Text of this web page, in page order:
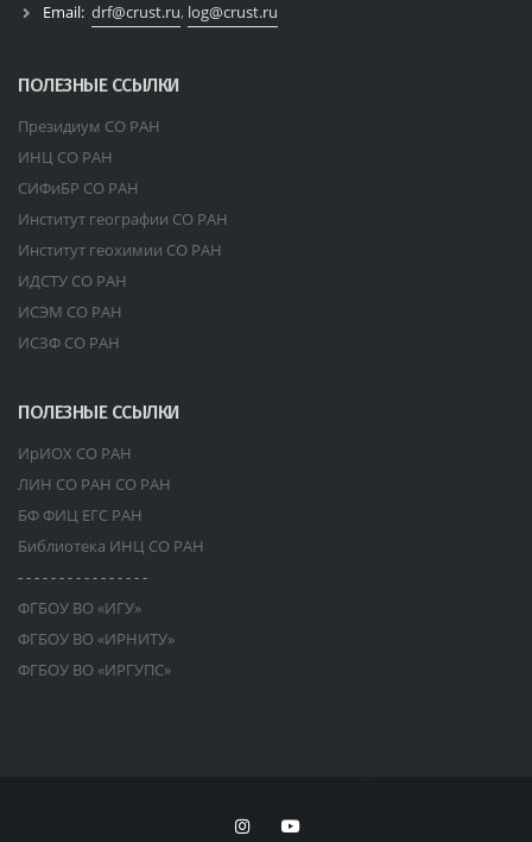
Email: drf@crust.ru, log@crust.ru
ПОЛЕЗНЫЕ ССЫЛКИ
Президиум СО РАН
ИНЦ СО РАН
СИФиБР СО РАН
Институт географии СО РАН
Институт геохимии СО РАН
ИДСТУ СО РАН
ИСЭМ СО РАН
ИСЗФ СО РАН
ПОЛЕЗНЫЕ ССЫЛКИ
ИрИОХ СО РАН
ЛИН СО РАН СО РАН
БФ ФИЦ ЕГС РАН
Библиотека ИНЦ СО РАН
- - - - - - - - - - - - - - - -
ФГБОУ ВО «ИГУ»
ФГБОУ ВО «ИРНИТУ»
ФГБОУ ВО «ИРГУПС»